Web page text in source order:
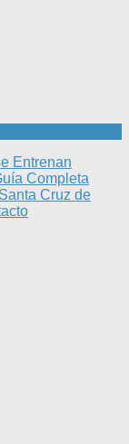
Entrenan
Completa
Cruz de